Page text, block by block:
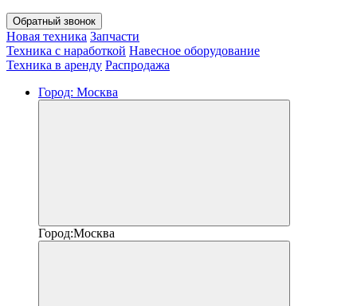
Обратный звонок
Новая техника Запчасти
Техника с наработкой Навесное оборудование
Техника в аренду Распродажа
Город: Москва
Город:Москва